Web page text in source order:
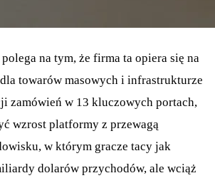
na tym, że firma ta opiera się na
towarów masowych i infrastrukturze
zamówień w 13 kluczowych portach,
wzrost platformy z przewagą
w którym gracze tacy jak
dolarów przychodów, ale wciąż